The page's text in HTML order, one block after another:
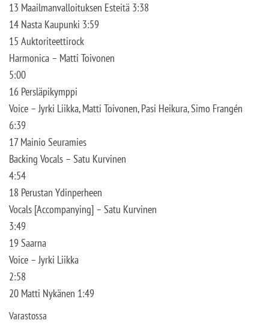
13 Maailmanvalloituksen Esteitä 3:38
14 Nasta Kaupunki 3:59
15 Auktoriteettirock
Harmonica – Matti Toivonen
5:00
16 Persläpikymppi
Voice – Jyrki Liikka, Matti Toivonen, Pasi Heikura, Simo Frangén
6:39
17 Mainio Seuramies
Backing Vocals – Satu Kurvinen
4:54
18 Perustan Ydinperheen
Vocals [Accompanying] – Satu Kurvinen
3:49
19 Saarna
Voice – Jyrki Liikka
2:58
20 Matti Nykänen 1:49
Varastossa